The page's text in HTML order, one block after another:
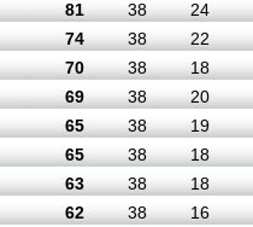
81 38
24
74 38
22
70 38
18
69 38
20
65 38
19
65 38
18
63 38
18
62 38
16